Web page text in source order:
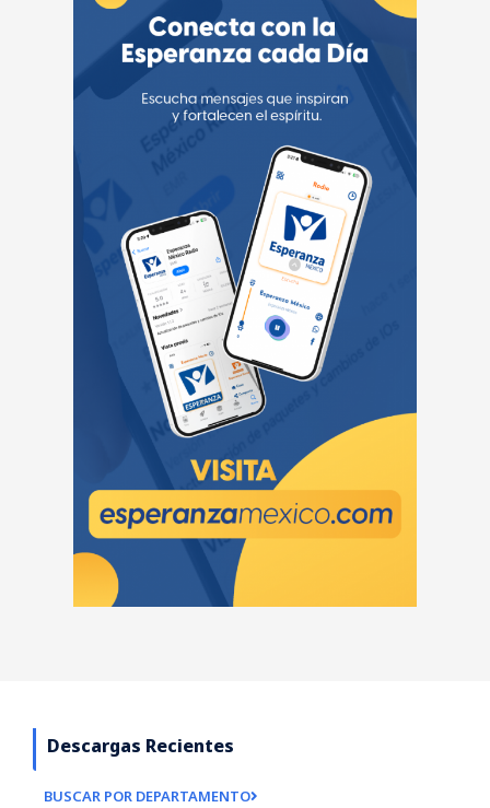
Descargas Recientes
BUSCAR POR DEPARTAMENTO